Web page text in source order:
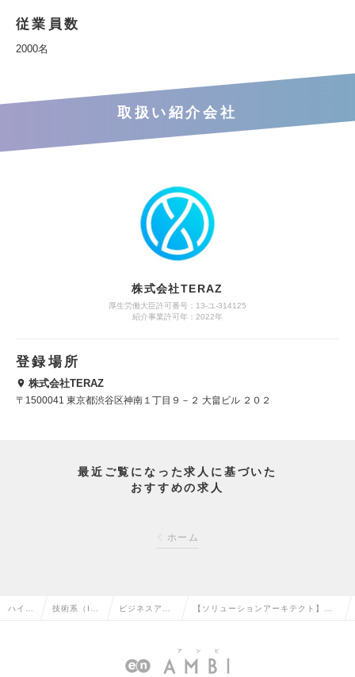
従業員数
2000名
取扱い紹介会社
株式会社TERAZ
厚生労働大臣許可番号：13-ユ-314125
紹介事業許可年：2022年
登録場所
株式会社TERAZ
〒1500041 東京都渋谷区神南１丁目９－２ 大畠ビル ２０２
最近ご覧になった求人に基づいた
おすすめの求人
ホーム
ハイク 技術系（I ビジネスアナ
キテクトの転
【ソリューションアーキテクト】年
発／技術提案／DX支援の求人情報